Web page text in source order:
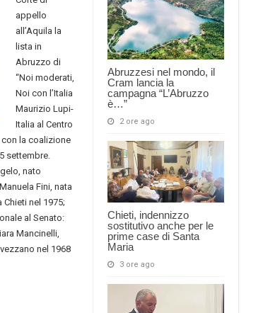
Abruzzesi nel mondo, il
Cram lancia la
campagna “L’Abruzzo
è…”
2 ore ago
Chieti, indennizzo
sostitutivo anche per le
prime case di Santa
Maria
3 ore ago
appello
all’Aquila la
lista in
Abruzzo di
“Noi moderati,
Noi con l’Italia
Maurizio Lupi-
Italia al Centro
la coalizione
settembre.
nato
Fini, nata
nel 1975;
al Senato:
Mancinelli,
nel 1968